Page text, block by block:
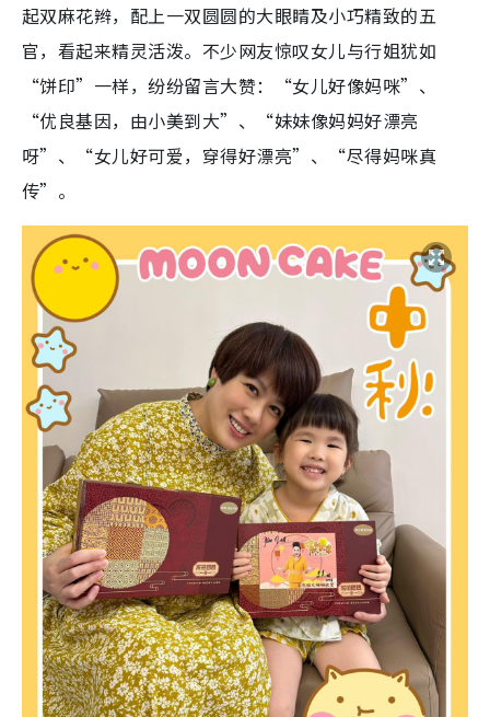
起双麻花辫，配上一双圆圆的大眼睛及小巧精致的五
官，看起来精灵活泼。不少网友惊叹女儿与行姐犹如
“饼印”一样，纷纷留言大赞：“女儿好像妈咪”、
“优良基因，由小美到大”、“妹妹像妈妈好漂亮
呀”、“女儿好可爱，穿得好漂亮”、“尽得妈咪真
传”。